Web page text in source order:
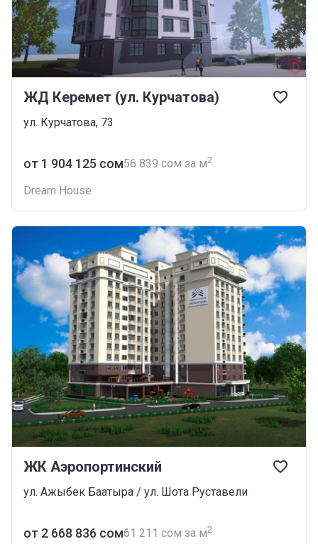
ЖД Керемет (ул. Курчатова)
ул. Курчатова, 73
от ‍1 904 125 сом‍56 839 сом за м2
Dream House
ЖК Аэропортинский
ул. Ажыбек Баатыра / ул. Шота Руставели
от ‍2 668 836 сом‍61 211 сом за м2